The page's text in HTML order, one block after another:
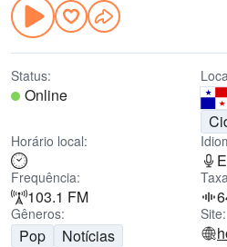
Status:
Online
Horário local:
Frequência:
103.1 FM
Gêneros:
Pop
Notícias
Site: